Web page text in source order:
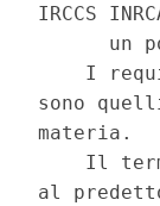
IRCCS
un
I
sono
materia.
Il
al